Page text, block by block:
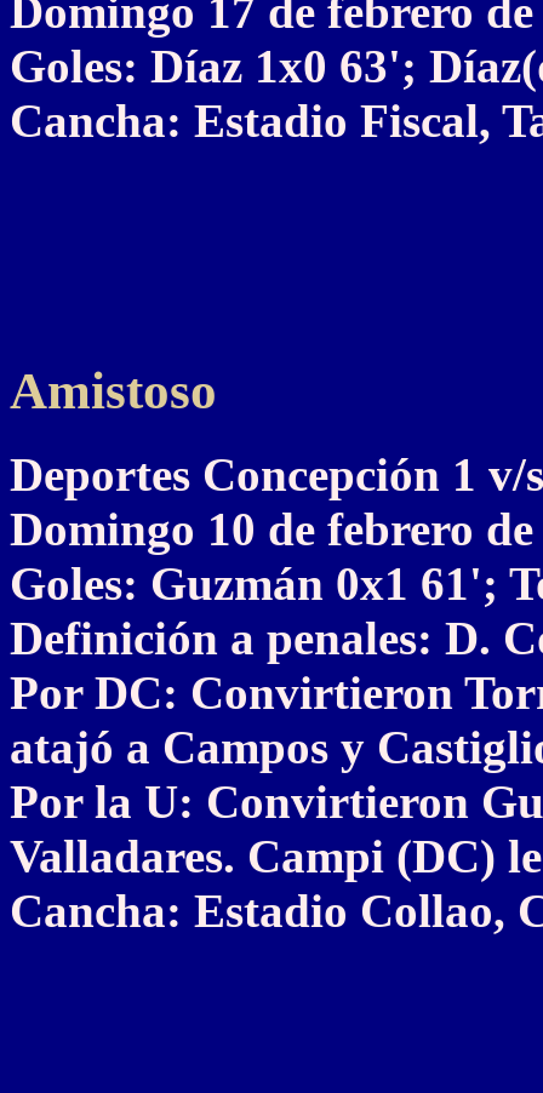
Domingo 17 de febrero de
Goles: Díaz 1x0 63';
Cancha: Estadio Fiscal,
Amistoso
Deportes Concepción 1
Domingo 10 de febrero de
Goles: Guzmán 0x1 61';
Definición a penales: D.
Por DC: Convirtieron
atajó a Campos y
Por la U: Convirtieron
Valladares. Campi (DC)
Cancha: Estadio Collao,